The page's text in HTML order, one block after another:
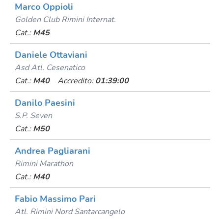
Marco Oppioli
Golden Club Rimini Internat.
Cat.: M45
Daniele Ottaviani
Asd Atl. Cesenatico
Cat.: M40 Accredito: 01:39:00
Danilo Paesini
S.p. Seven
Cat.: M50
Andrea Pagliarani
Rimini Marathon
Cat.: M40
Fabio Massimo Pari
Atl. Rimini Nord Santarcangelo